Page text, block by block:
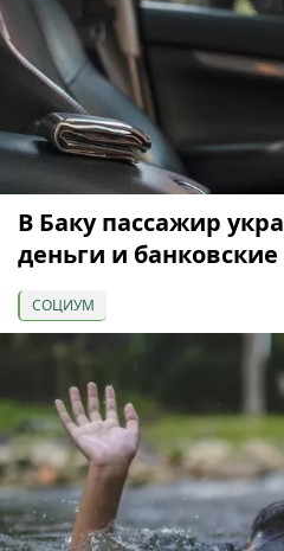
В Баку пассажир
деньги и
СОЦИУМ